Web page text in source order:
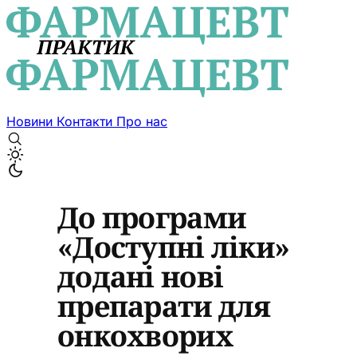
Новини Контакти Про нас
До програми
«Доступні ліки»
додані нові
препарати для
онкохворих